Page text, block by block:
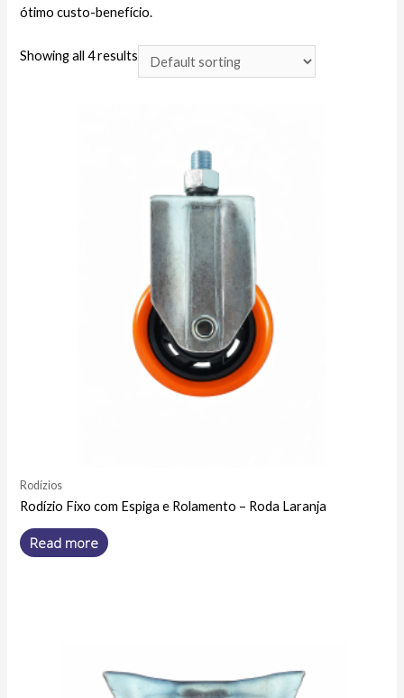
ótimo custo-benefício.
Showing all 4 results
Rodízios
Rodízio Fixo com Espiga e Rolamento – Roda Laranja
Read more